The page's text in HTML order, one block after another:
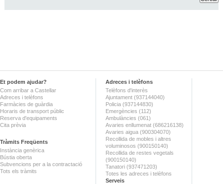
Et podem ajudar?
Com arribar a Castellar
Adreces i telèfons
Farmàcies de guàrdia
Horaris de transport públic
Reserva d'equipaments
Cita prèvia
Tràmits Freqüents
Instància genèrica
Bústia oberta
Subvencions per a la contractació
Tots els tràmits
Adreces i telèfons
Telèfons d'interès
Ajuntament (937144040)
Policia (937144830)
Emergències (112)
Ambulàncies (061)
Avaries enllumenat (686216138)
Avaries aigua (900304070)
Recollida de mobles i altres
voluminosos (900150140)
Recollida de restes vegetals
(900150140)
Tanatori (937471203)
Totes les adreces i telèfons
Serveis